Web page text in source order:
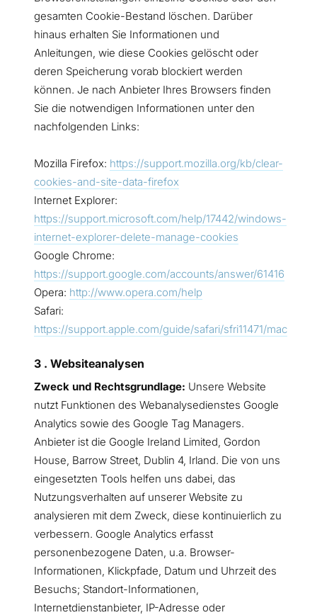
gesamten Cookie-Bestand löschen. Darüber
hinaus erhalten Sie Informationen und
Anleitungen, wie diese Cookies gelöscht oder
deren Speicherung vorab blockiert werden
können. Je nach Anbieter Ihres Browsers finden
Sie die notwendigen Informationen unter den
nachfolgenden Links:
Mozilla Firefox: https://support.mozilla.org/kb/clear-
cookies-and-site-data-firefox
Internet Explorer:
https://support.microsoft.com/help/17442/windows-
internet-explorer-delete-manage-cookies
Google Chrome:
https://support.google.com/accounts/answer/61416
Opera: http://www.opera.com/help
Safari:
https://support.apple.com/guide/safari/sfri11471/mac
3 . Websiteanalysen
Zweck und Rechtsgrundlage: Unsere Website
nutzt Funktionen des Webanalysedienstes Google
Analytics sowie des Google Tag Managers.
Anbieter ist die Google Ireland Limited, Gordon
House, Barrow Street, Dublin 4, Irland. Die von uns
eingesetzten Tools helfen uns dabei, das
Nutzungsverhalten auf unserer Website zu
analysieren mit dem Zweck, diese kontinuierlich zu
verbessern. Google Analytics erfasst
personenbezogene Daten, u.a. Browser-
Informationen, Klickpfade, Datum und Uhrzeit des
Besuchs; Standort-Informationen,
Internetdienstanbieter, IP-Adresse oder